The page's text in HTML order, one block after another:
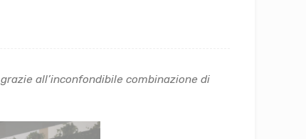
all’inconfondibile combinazione di